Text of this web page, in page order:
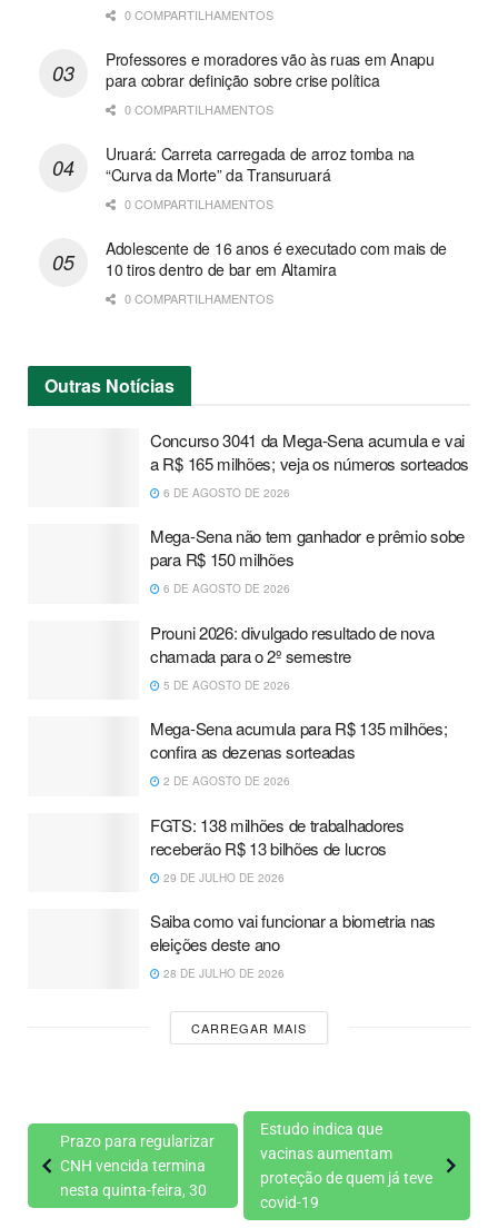
0 COMPARTILHAMENTOS
Professores e moradores vão às ruas em Anapu
para cobrar definição sobre crise política
0 COMPARTILHAMENTOS
Uruará: Carreta carregada de arroz tomba na
“Curva da Morte” da Transuruará
0 COMPARTILHAMENTOS
Adolescente de 16 anos é executado com mais de
10 tiros dentro de bar em Altamira
0 COMPARTILHAMENTOS
Outras Notícias
Concurso 3041 da Mega-Sena acumula e vai
a R$ 165 milhões; veja os números sorteados
6 DE AGOSTO DE 2026
Mega-Sena não tem ganhador e prêmio sobe
para R$ 150 milhões
6 DE AGOSTO DE 2026
Prouni 2026: divulgado resultado de nova
chamada para o 2º semestre
5 DE AGOSTO DE 2026
Mega-Sena acumula para R$ 135 milhões;
confira as dezenas sorteadas
2 DE AGOSTO DE 2026
FGTS: 138 milhões de trabalhadores
receberão R$ 13 bilhões de lucros
29 DE JULHO DE 2026
Saiba como vai funcionar a biometria nas
eleições deste ano
28 DE JULHO DE 2026
CARREGAR MAIS
Prazo para regularizar
CNH vencida termina
nesta quinta-feira, 30
Estudo indica que
vacinas aumentam
proteção de quem já teve
covid-19